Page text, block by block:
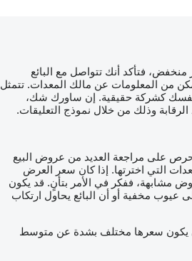
فتأكد أنك تتواصل مع البائع
من المعلومات عن مالك المعدات. تتمثل
كشركة حقيقية. إن ساورك شك،
وذلك من خلال نموذج التعليقات.
احرص على مراجعة العديد من عروض البيع
التي اخترتها. إذا كان سعر العرض
مشابهة، ففكر في الأمر بتأنٍ. قد يكون
عيوب مخفية أو أن البائع يحاول ارتكاب
يكون سعرها مختلف بشدة عن متوسط